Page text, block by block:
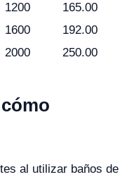
1200
165.00
1600
192.00
2000 250.00
al utilizar baños de